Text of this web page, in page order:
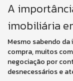
A
imobiliária
Mesmo sabendo
compra, muitos
negociação por
desnecessários e